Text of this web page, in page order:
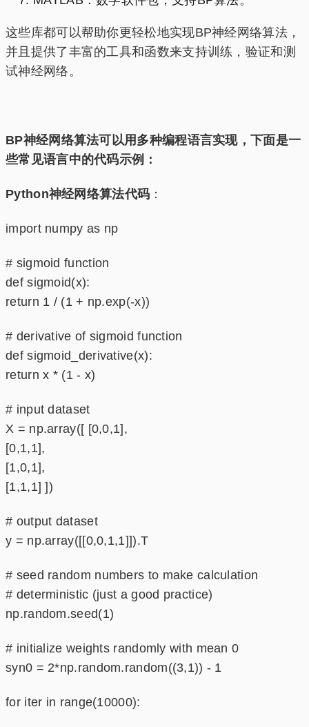
这些库都可以帮助你更轻松地实现BP神经网络算法，
并且提供了丰富的工具和函数来支持训练，验证和测
试神经网络。
BP神经网络算法可以用多种编程语言实现，下面是一
些常见语言中的代码示例：
Python神经网络算法代码 ：
import numpy as np
# sigmoid function
def sigmoid(x):
return 1 / (1 + np.exp(-x))
# derivative of sigmoid function
def sigmoid_derivative(x):
return x * (1 - x)
# input dataset
X = np.array([ [0,0,1],
[0,1,1],
[1,0,1],
[1,1,1] ])
# output dataset
y = np.array([[0,0,1,1]]).T
# seed random numbers to make calculation
# deterministic (just a good practice)
np.random.seed(1)
# initialize weights randomly with mean 0
syn0 = 2*np.random.random((3,1)) - 1
for iter in range(10000):